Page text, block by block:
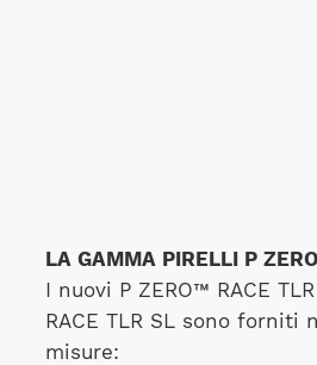
LA GAMMA PIRELLI P
I nuovi P ZERO™ RACE
RACE TLR SL sono forniti
misure: